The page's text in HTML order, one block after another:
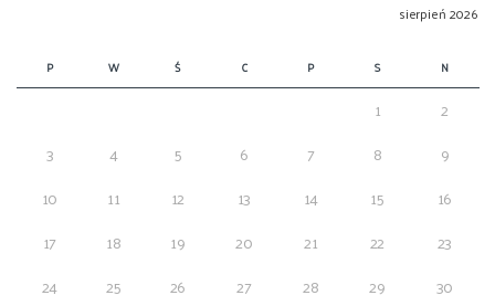
sierpień 2026
P W Ś C P S N
1
2
3
4 5 6 7 8
9
10
11 12 13 14 15
16
17
18 19 20 21 22
23
24
25 26 27 28 29
30